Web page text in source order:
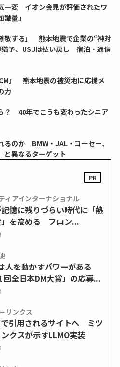
一変 イオン会見が評価されたワ
量」
敬する」 熊本地震で企業の“神対
予、USJは払い戻し 宿泊・通信
」 熊本地震の被災地に応援メ
力
？ 40年でこうも変わったシニア
るのか BMW・JAL・コーセー、
と異なるターゲット
ィアインターナショナル
憶に残りづらい時代に「熱
」を高める フロン...
人を動かすパワーがある
回全日本DM大賞」の応募...
リンクス
引用されるサイトへ ミツ
クスが示すLLMO実装